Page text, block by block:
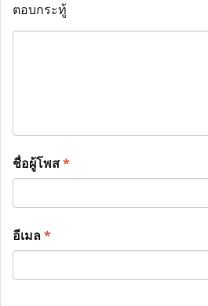
ตอบกระทู้
ชื่อผู้โพส*
อีเมล*